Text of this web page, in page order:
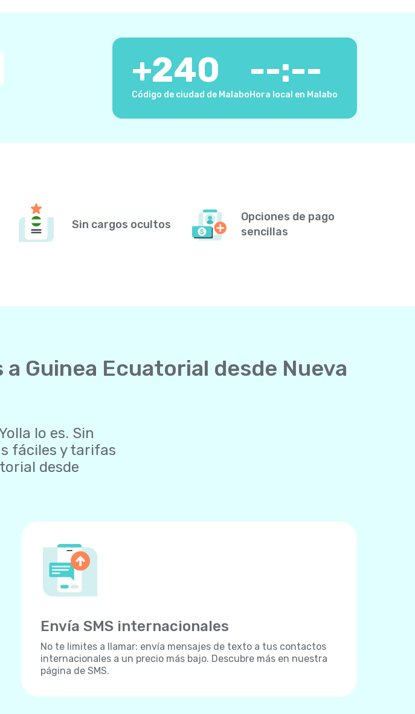
+240
Código de ciudad de Malabo
--:--
Hora local en Malabo
Sin cargos ocultos
Opciones de pago
sencillas
Guinea Ecuatorial desde Nueva
lo es. Sin
fáciles y tarifas
desde
Envía SMS internacionales
No te limites a llamar: envía mensajes de texto a tus contactos
internacionales a un precio más bajo. Descubre más en nuestra
página de SMS.